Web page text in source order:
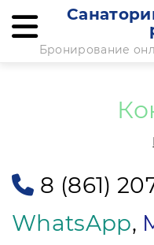
Бронирование
8 (861)
WhatsApp,